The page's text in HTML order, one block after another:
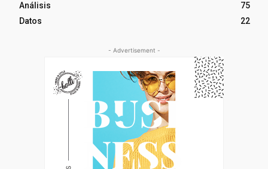
Análisis
75
Datos
22
- Advertisement -